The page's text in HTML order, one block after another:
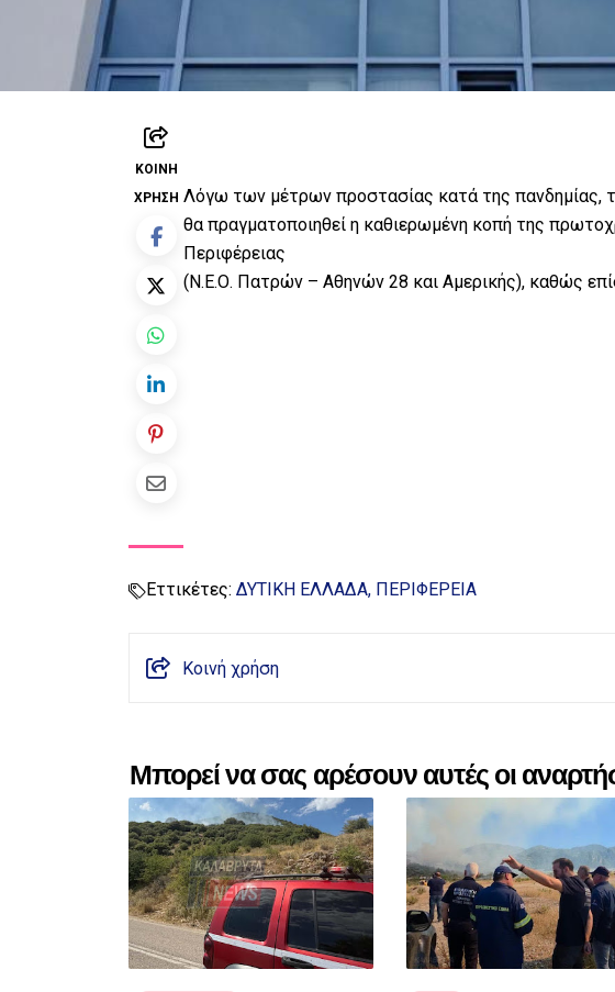
ΚΟΙΝΉ
ΧΡΉΣΗ Λόγω των μέτρων προστασίας κατά της πανδημίας,
θα πραγματοποιηθεί η καθιερωμένη κοπή της
Περιφέρειας
(Ν.Ε.Ο. Πατρών – Αθηνών 28 και Αμερικής), καθώς
Εττικέτες: ΔΥΤΙΚΗ ΕΛΛΑΔΑ ΠΕΡΙΦΕΡΕΙΑ
Κοινή χρήση
Μπορεί να σας αρέσουν αυτές οι